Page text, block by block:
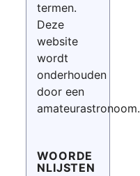
termen.
Deze
website
wordt
onderhouden
door een
amateurastronoom.
WOORDE
NLIJSTEN